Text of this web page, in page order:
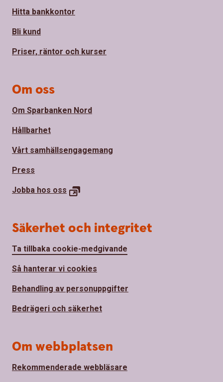
Hitta bankkontor
Bli kund
Priser, räntor och kurser
Om oss
Om Sparbanken Nord
Hållbarhet
Vårt samhällsengagemang
Press
Jobba hos oss
Säkerhet och integritet
Ta tillbaka cookie-medgivande
Så hanterar vi cookies
Behandling av personuppgifter
Bedrägeri och säkerhet
Om webbplatsen
Rekommenderade webbläsare